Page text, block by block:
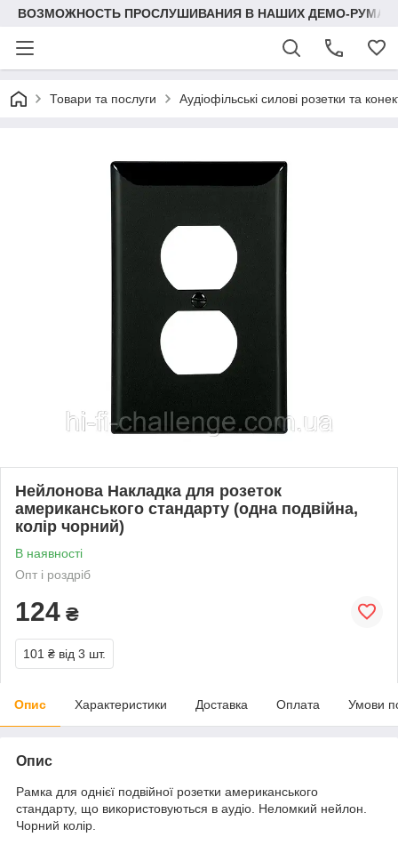
ВОЗМОЖНОСТЬ ПРОСЛУШИВАНИЯ В НАШИХ ДЕМО-РУМАХ
Товари та послуги Аудіофільські силові розетки та
Нейлонова Накладка для розеток
американського стандарту (одна подвійна,
колір чорний)
В наявності
Опт і роздріб
124 ₴
101 ₴ від 3 шт.
Опис Характеристики Доставка Оплата Умови
Опис
Рамка для однієї подвійної розетки американського
стандарту, що використовуються в аудіо. Неломкий нейлон.
Чорний колір.